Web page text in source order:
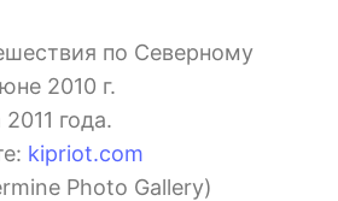
по Северному
2010 г.
года.
kipriot.com
Photo Gallery)